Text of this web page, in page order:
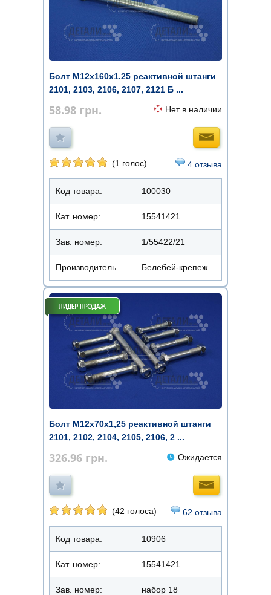
Болт М12x160х1.25 реактивной штанги
2101, 2103, 2106, 2107, 2121 Б ...
58.98 грн. Нет в наличии
(1 голос) 4 отзыва
Код товара: 100030
Кат. номер: 15541421
Зав. номер: 1/55422/21
Производитель Белебей-крепеж
Болт М12x70х1,25 реактивной штанги
2101, 2102, 2104, 2105, 2106, 2 ...
326.96 грн. Ожидается
(42 голоса) 62 отзыва
Код товара: 10906
Кат. номер: 15541421 ...
Зав. номер: набор 18